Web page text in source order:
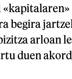
begira
arloan
duen